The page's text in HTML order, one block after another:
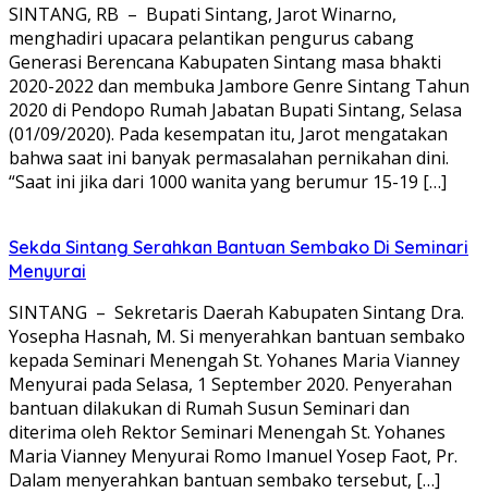
SINTANG, RB – Bupati Sintang, Jarot Winarno,
menghadiri upacara pelantikan pengurus cabang
Generasi Berencana Kabupaten Sintang masa bhakti
2020-2022 dan membuka Jambore Genre Sintang Tahun
2020 di Pendopo Rumah Jabatan Bupati Sintang, Selasa
(01/09/2020). Pada kesempatan itu, Jarot mengatakan
bahwa saat ini banyak permasalahan pernikahan dini.
“Saat ini jika dari 1000 wanita yang berumur 15-19 […]
Sekda Sintang Serahkan Bantuan Sembako Di Seminari
Menyurai
SINTANG – Sekretaris Daerah Kabupaten Sintang Dra.
Yosepha Hasnah, M. Si menyerahkan bantuan sembako
kepada Seminari Menengah St. Yohanes Maria Vianney
Menyurai pada Selasa, 1 September 2020. Penyerahan
bantuan dilakukan di Rumah Susun Seminari dan
diterima oleh Rektor Seminari Menengah St. Yohanes
Maria Vianney Menyurai Romo Imanuel Yosep Faot, Pr.
Dalam menyerahkan bantuan sembako tersebut, […]